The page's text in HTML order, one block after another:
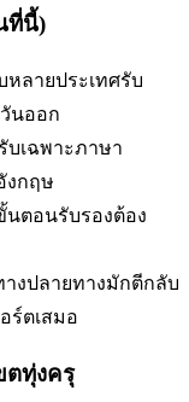
ที่นี้)
หลายประเทศรับ
นออก
บเฉพาะภาษา
งกฤษ
นตอนรับรองต้อง
งปลายทางมักตีกลับ
ร์ตเสมอ
ตทุ่งครุ